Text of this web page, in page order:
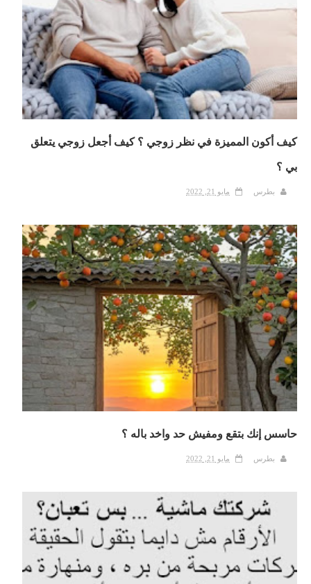
كيف أكون المميزة في نظر زوجي ؟ كيف أجعل زوجي يتعلق
بي ؟
بطرس مايو 21, 2022
حاسس إنك بتقع ومفيش حد واخد باله ؟
بطرس مايو 21, 2022